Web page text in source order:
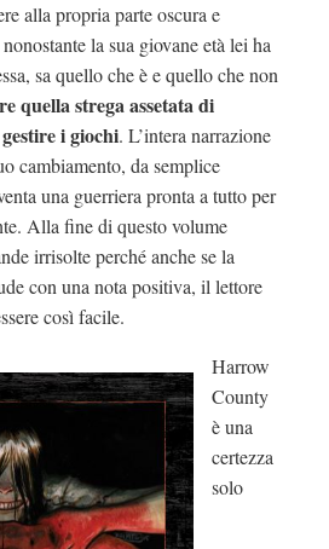
alla propria parte oscura e
la sua giovane età lei ha
sa quello che è e quello che non
quella strega assetata di
i giochi. L’intera narrazione
cambiamento, da semplice
una guerriera pronta a tutto per
Alla fine di questo volume
irrisolte perché anche se la
con una nota positiva, il lettore
così facile.
Harrow
County
è una
certezza
solo